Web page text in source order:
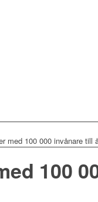
med 100 000 invånare till
100